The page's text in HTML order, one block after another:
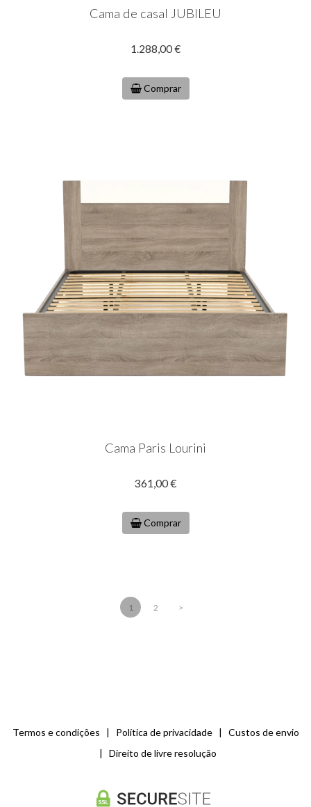
Cama de casal JUBILEU
1.288,00 €
Comprar
Cama Paris Lourini
361,00 €
Comprar
1 2 >
Termos e condições | Política de privacidade| Custos de envio
| Direito de livre resolução